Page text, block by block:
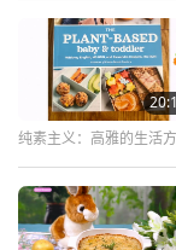
纯素主义：高雅的生活